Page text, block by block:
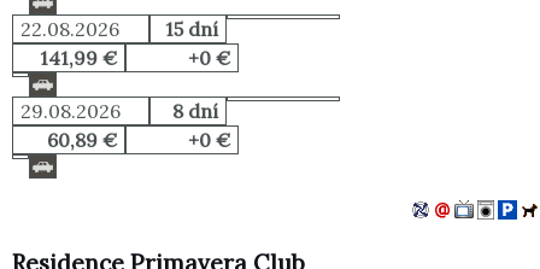
22.08.2026
15 dní
141,99 €
+0 €
29.08.2026
8 dní
60,89 €
+0 €